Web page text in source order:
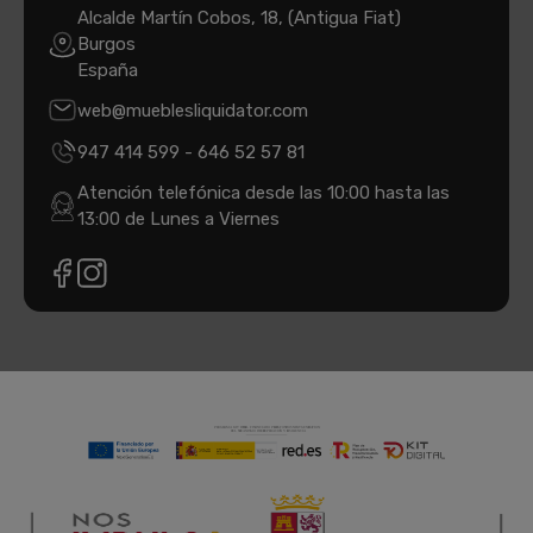
Alcalde Martín Cobos, 18, (Antigua Fiat)
Burgos
España
web@mueblesliquidator.com
947 414 599 - 646 52 57 81
Atención telefónica desde las 10:00 hasta las
13:00 de Lunes a Viernes